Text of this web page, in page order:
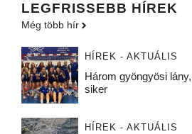
LEGFRISSEBB HÍREK
Még több hír
HÍREK - AKTUÁLIS
Három gyöngyösi
siker
HÍREK - AKTUÁLIS